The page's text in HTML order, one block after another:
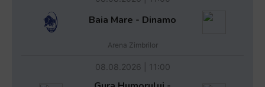
Baia Mare - Dinamo
Arena Zimbrilor
08.08.2026 | 11:00